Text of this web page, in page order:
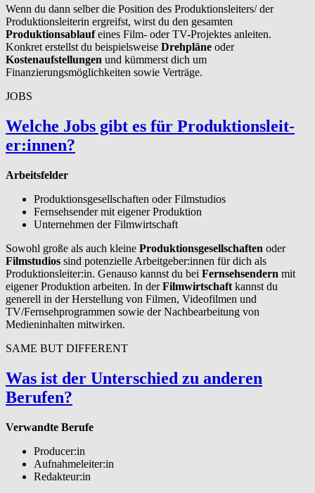
Wenn du dann selber die Position des Produktionsleiters/ der
Produktionsleiterin ergreifst, wirst du den gesamten
Produktionsablaufeines Film- oder TV-Projektes anleiten.
Konkret erstellst du beispielsweise Drehpläne oder
Kostenaufstellungen und kümmerst dich um
Finanzierungsmöglichkeiten sowie Verträge.
JOBS
Welche Jobs gibt es für Pro­duk­tion­sleit­
er:innen?
Arbeitsfelder
Produktionsgesellschaften oder Filmstudios
Fernsehsender mit eigener Produktion
Unternehmen der Filmwirtschaft
Sowohl große als auch kleine Produktionsgesellschaften oder
Filmstudios sind potenzielle Arbeitgeber:innen für dich als
Produktionsleiter:in. Genauso kannst du bei Fernsehsendern mit
eigener Produktion arbeiten. In derFilmwirtschaft kannst du
generell in der Herstellung von Filmen, Videofilmen und
TV/Fernsehprogrammen sowie der Nachbearbeitung von
Medieninhalten mitwirken.
SAME BUT DIFFERENT
Was ist der Unterschied zu anderen
Berufen?
Verwandte Berufe
Producer:in
Aufnahmeleiter:in
Redakteur:in